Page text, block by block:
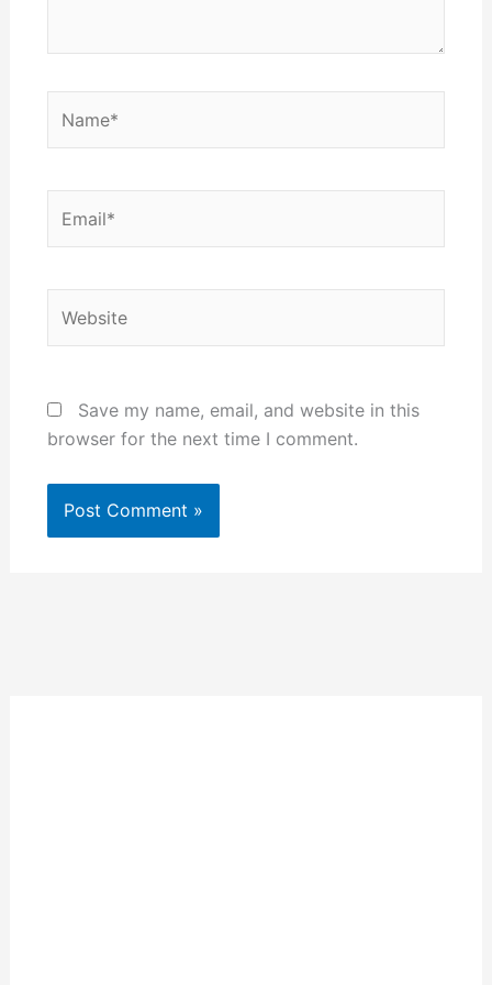
Save my name, email, and website in this
browser for the next time I comment.